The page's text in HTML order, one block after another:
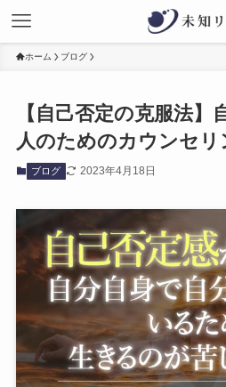
ホーム ブログ
【自己否定の克服法】
人のためのカウンセリ
ブログ 2023年4月18日